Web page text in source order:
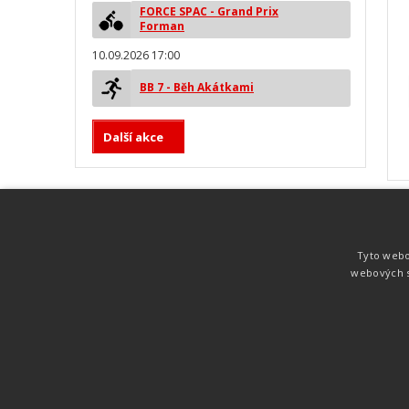
FORCE SPAC - Grand Prix
Forman
10.09.2026 17:00
BB 7 - Běh Akátkami
Další akce
technologie od společnosti MYLAPS. Tato
technologie je používána na olympijských
. Publikování a šíření obsahu je bez
Tyto
webových